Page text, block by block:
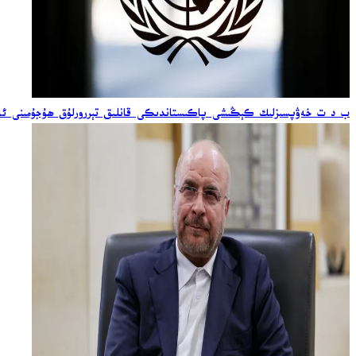
ب د ت خەۋپسىزلىك كېڭىشى پاكىستاندىكى قانلىق تېررورلۇق ھۇجۇمىنى